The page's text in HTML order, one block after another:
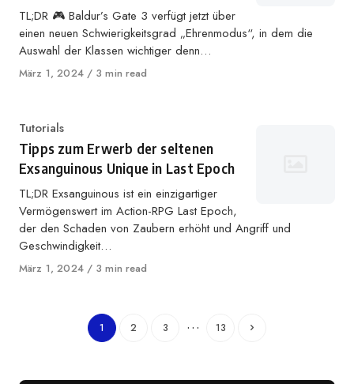
TL;DR 🎮 Baldur’s Gate 3 verfügt jetzt über
einen neuen Schwierigkeitsgrad „Ehrenmodus“, in dem die
Auswahl der Klassen wichtiger denn…
Veröffentlicht
März 1, 2024 3 min read
Kategorie
Tutorials
Tipps zum Erwerb der seltenen
Exsanguinous Unique in Last Epoch
TL;DR Exsanguinous ist ein einzigartiger
Vermögenswert im Action-RPG Last Epoch,
der den Schaden von Zaubern erhöht und Angriff und
Geschwindigkeit…
Veröffentlicht
März 1, 2024 3 min read
1 2 3 … 13